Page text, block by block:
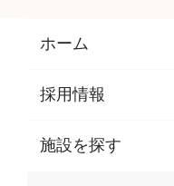
ホーム
採用情報
施設を探す